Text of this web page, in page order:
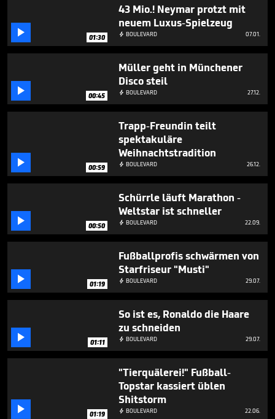
3
seconds
 01:30
43 Mio.! Neymar protzt mit
neuem Luxus-Spielzeug
 BOULEVARD 07.01.
 00:45
Müller geht in Münchener
Disco steil
 BOULEVARD 27.12.
 00:59
Trapp-Freundin teilt
spektakuläre
Weihnachtstradition
 BOULEVARD 26.12.
 00:50
Schürrle läuft Marathon -
Weltstar ist schneller
 BOULEVARD 22.09.
 01:19
Fußballprofis schwärmen von
Starfriseur "Musti"
 BOULEVARD 29.07.
 01:11
So ist es, Ronaldo die Haare
zu schneiden
 BOULEVARD 29.07.
 01:19
"Tierquälerei!" Fußball-
Topstar kassiert üblen
Shitstorm
 BOULEVARD 22.06.